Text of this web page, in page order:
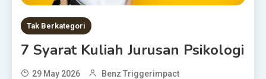
Tak Berkategori
7 Syarat Kuliah Jurusan Psikologi
29 May 2026 Benz Triggerimpact